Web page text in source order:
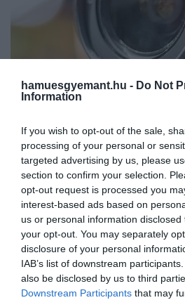
hamuesgyemant.hu - Do Not
Information
If you wish to opt-out of the sale,
processing of your personal or
targeted advertising by us, please
section to confirm your selection.
opt-out request is processed you
interest-based ads based on
us or personal information
your opt-out. You may separately
disclosure of your personal
IAB’s list of downstream
also be disclosed by us to third
Downstream Participants that may
A pillanat erejét
élményt nyújt sokunk
azonban egy minden
alkalmazkodó eszközre is
van. Ebből az apropóból
öt olyan készüléket,
hogy baráti áron
2025. DECEMBER 11. ● HAMU ÉS
5 pénztárcabarát
fényképezőgép,
ajándék…
HAMU ÉS GYÉMÁNT